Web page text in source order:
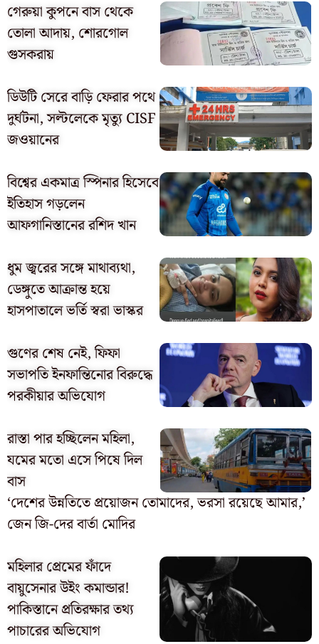
গেরুয়া কুপনে বাস থেকে
তোলা আদায়, শোরগোল
গুসকরায়
ডিউটি সেরে বাড়ি ফেরার পথে
দুর্ঘটনা, সল্টলেকে মৃত্যু CISF
জওয়ানের
বিশ্বের একমাত্র স্পিনার হিসেবে
ইতিহাস গড়লেন
আফগানিস্তানের রশিদ খান
ধুম জ্বরের সঙ্গে মাথাব্যথা,
ডেঙ্গুতে আক্রান্ত হয়ে
হাসপাতালে ভর্তি স্বরা ভাস্কর
গুণের শেষ নেই, ফিফা
সভাপতি ইনফান্তিনোর বিরুদ্ধে
পরকীয়ার অভিযোগ
রাস্তা পার হচ্ছিলেন মহিলা,
যমের মতো এসে পিষে দিল
বাস
‘দেশের উন্নতিতে প্রয়োজন তোমাদের, ভরসা রয়েছে আমার,’
জেন জি-দের বার্তা মোদির
মহিলার প্রেমের ফাঁদে
বায়ুসেনার উইং কমান্ডার!
পাকিস্তানে প্রতিরক্ষার তথ্য
পাচারের অভিযোগ